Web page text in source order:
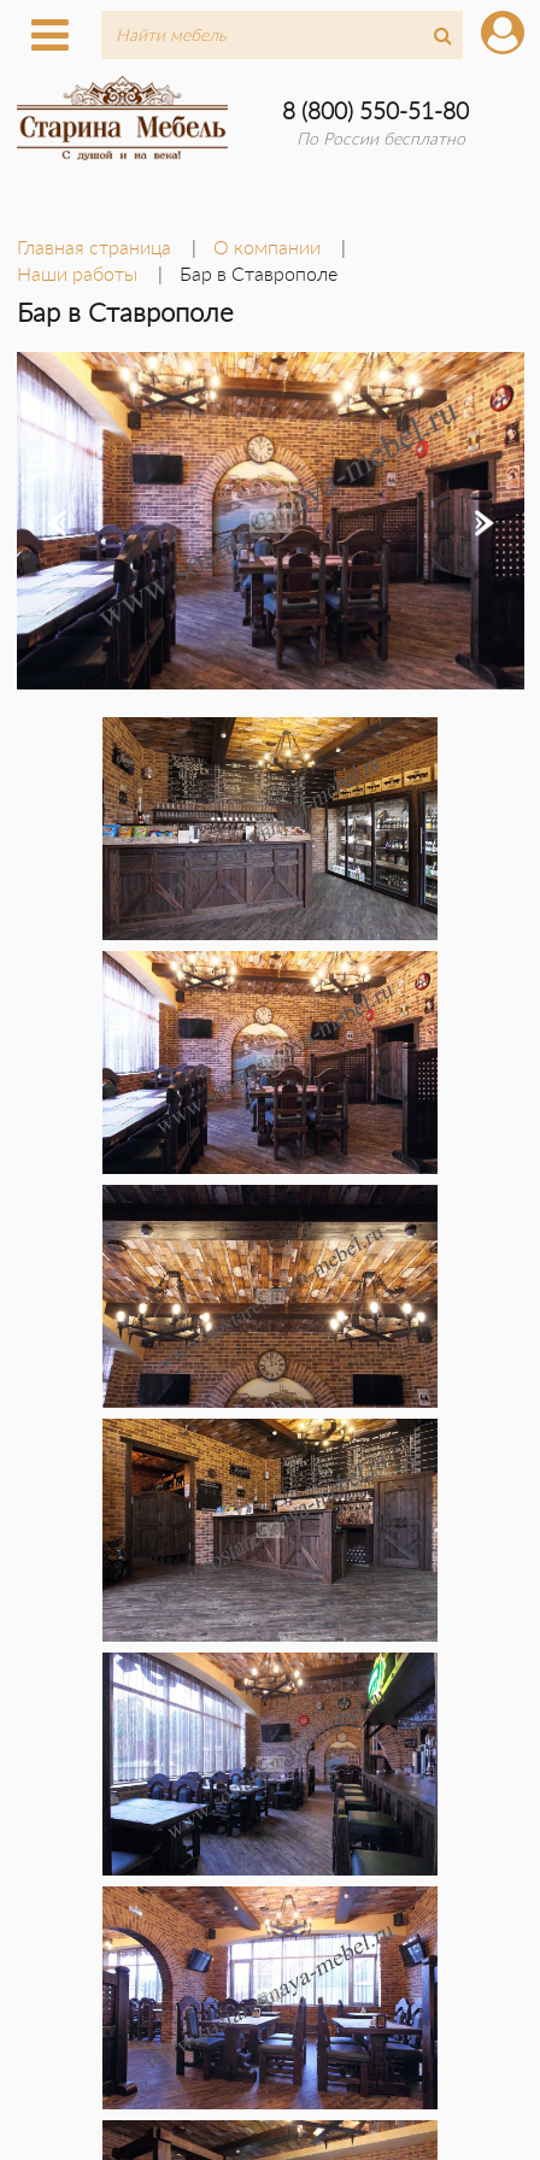
8 (800) 550-51-80
По России бесплатно
Главная страница
О компании
Наши работы
Бар в Ставрополе
Бар в Ставрополе